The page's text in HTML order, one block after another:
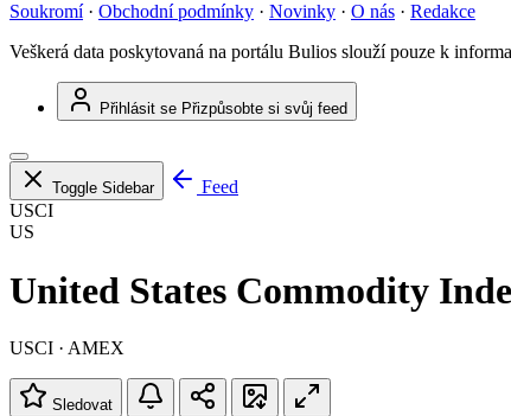
Soukromí · Obchodní podmínky · Novinky · O nás · Redakce
Veškerá data poskytovaná na portálu Bulios slouží pouze k
Přihlásit se Přizpůsobte si svůj feed
Toggle Sidebar
Feed
USCI
US
United States Commodity
USCI · AMEX
Sledovat